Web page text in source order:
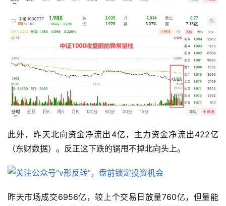
此外，昨天北向资金净流出4亿，主力资金净流出422亿
（东财数据）。反正这下跌的锅甩不掉北向头上。
昨天市场成交6956亿，较上个交易日放量760亿，但量能